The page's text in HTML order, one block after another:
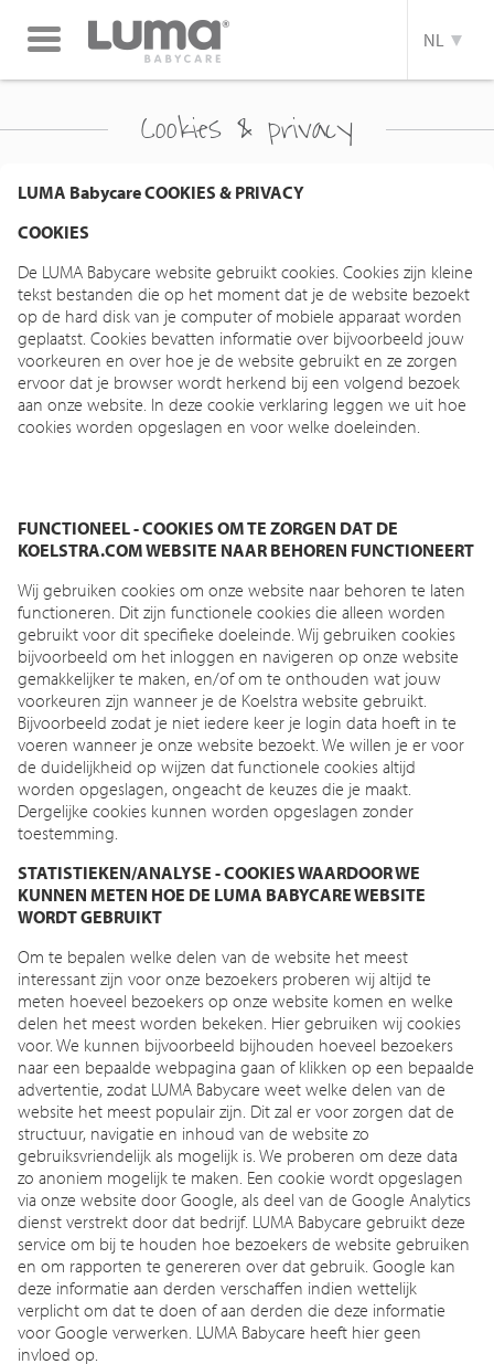
Toggle
navigation
NL
Cookies & privacy
LUMA Babycare COOKIES & PRIVACY
COOKIES
De LUMA Babycare website gebruikt cookies. Cookies zijn kleine
tekst bestanden die op het moment dat je de website bezoekt
op de hard disk van je computer of mobiele apparaat worden
geplaatst. Cookies bevatten informatie over bijvoorbeeld jouw
voorkeuren en over hoe je de website gebruikt en ze zorgen
ervoor dat je browser wordt herkend bij een volgend bezoek
aan onze website. In deze cookie verklaring leggen we uit hoe
cookies worden opgeslagen en voor welke doeleinden.
FUNCTIONEEL - COOKIES OM TE ZORGEN DAT DE
KOELSTRA.COM WEBSITE NAAR BEHOREN FUNCTIONEERT
Wij gebruiken cookies om onze website naar behoren te laten
functioneren. Dit zijn functionele cookies die alleen worden
gebruikt voor dit specifieke doeleinde. Wij gebruiken cookies
bijvoorbeeld om het inloggen en navigeren op onze website
gemakkelijker te maken, en/of om te onthouden wat jouw
voorkeuren zijn wanneer je de Koelstra website gebruikt.
Bijvoorbeeld zodat je niet iedere keer je login data hoeft in te
voeren wanneer je onze website bezoekt. We willen je er voor
de duidelijkheid op wijzen dat functionele cookies altijd
worden opgeslagen, ongeacht de keuzes die je maakt.
Dergelijke cookies kunnen worden opgeslagen zonder
toestemming.
STATISTIEKEN/ANALYSE - COOKIES WAARDOOR WE
KUNNEN METEN HOE DE LUMA BABYCARE WEBSITE
WORDT GEBRUIKT
Om te bepalen welke delen van de website het meest
interessant zijn voor onze bezoekers proberen wij altijd te
meten hoeveel bezoekers op onze website komen en welke
delen het meest worden bekeken. Hier gebruiken wij cookies
voor. We kunnen bijvoorbeeld bijhouden hoeveel bezoekers
naar een bepaalde webpagina gaan of klikken op een bepaalde
advertentie, zodat LUMA Babycare weet welke delen van de
website het meest populair zijn. Dit zal er voor zorgen dat de
structuur, navigatie en inhoud van de website zo
gebruiksvriendelijk als mogelijk is. We proberen om deze data
zo anoniem mogelijk te maken. Een cookie wordt opgeslagen
via onze website door Google, als deel van de Google Analytics
dienst verstrekt door dat bedrijf. LUMA Babycare gebruikt deze
service om bij te houden hoe bezoekers de website gebruiken
en om rapporten te genereren over dat gebruik. Google kan
deze informatie aan derden verschaffen indien wettelijk
verplicht om dat te doen of aan derden die deze informatie
voor Google verwerken. LUMA Babycare heeft hier geen
invloed op.